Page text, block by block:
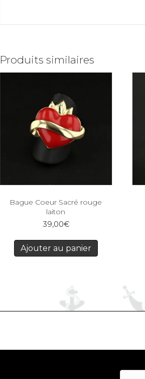
Produits similaires
Bague Coeur Sacré rouge
laiton
39,00€
Ajouter au panier